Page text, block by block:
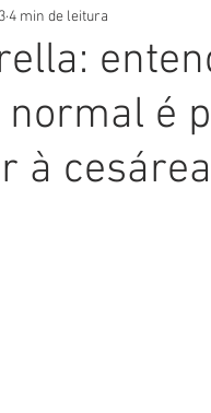
é
à cesárea
4 min de leitura